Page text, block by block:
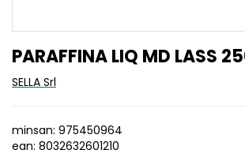
PARAFFINA LIQ MD LASS
SELLA Srl
minsan: 975450964
ean: 8032632601210